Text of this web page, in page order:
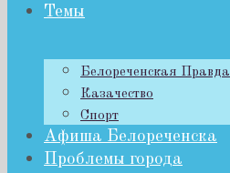
Темы
Белореченская Правда
Казачество
Спорт
Афиша Белореченска
Проблемы города